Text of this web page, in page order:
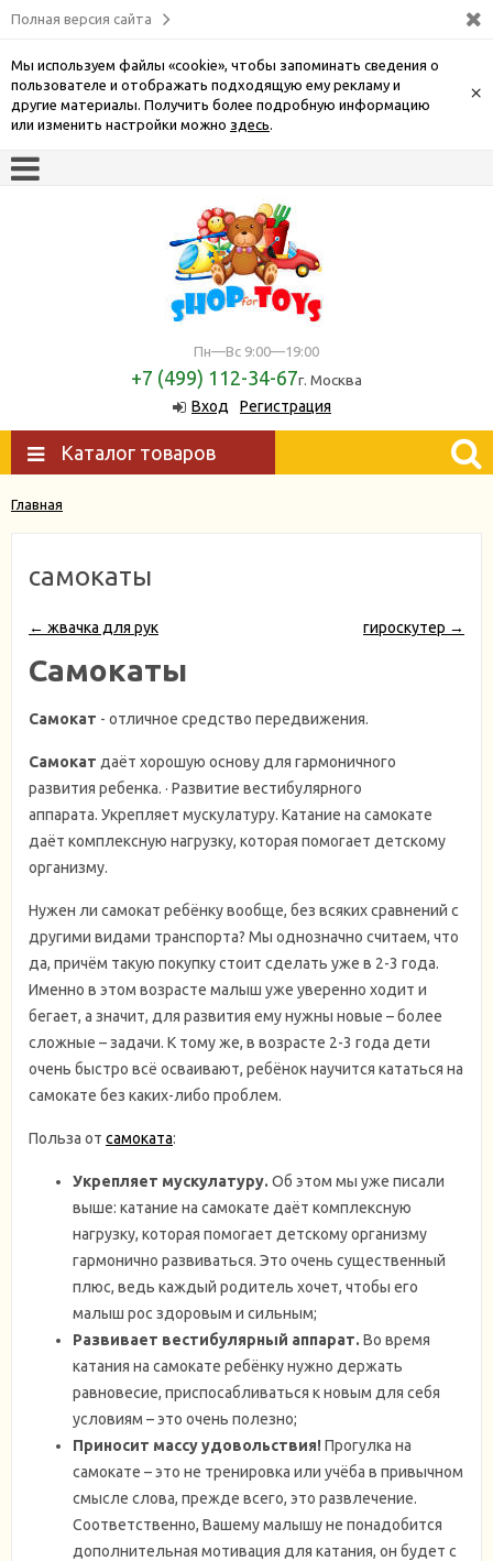
Полная версия сайта
Мы используем файлы «cookie», чтобы запоминать сведения о
пользователе и отображать подходящую ему рекламу и
другие материалы. Получить более подробную информацию
или изменить настройки можно здесь.
×
Пн—Вс 9:00—19:00
+7 (499) 112-34-67г. Москва
Вход
Регистрация
Каталог товаров
Главная
самокаты
гироскутер →
← жвачка для рук
Самокаты
Самокат - отличное средство передвижения.
Самокат даёт хорошую основу для гармоничного
развития ребенка. · Развитие вестибулярного
аппарата. Укрепляет мускулатуру. Катание на самокате
даёт комплексную нагрузку, которая помогает детскому
организму.
Нужен ли самокат ребёнку вообще, без всяких сравнений с
другими видами транспорта? Мы однозначно считаем, что
да, причём такую покупку стоит сделать уже в 2-3 года.
Именно в этом возрасте малыш уже уверенно ходит и
бегает, а значит, для развития ему нужны новые – более
сложные – задачи. К тому же, в возрасте 2-3 года дети
очень быстро всё осваивают, ребёнок научится кататься на
самокате без каких-либо проблем.
Польза от самоката:
Укрепляет мускулатуру. Об этом мы уже писали
выше: катание на самокате даёт комплексную
нагрузку, которая помогает детскому организму
гармонично развиваться. Это очень существенный
плюс, ведь каждый родитель хочет, чтобы его
малыш рос здоровым и сильным;
Развивает вестибулярный аппарат. Во время
катания на самокате ребёнку нужно держать
равновесие, приспосабливаться к новым для себя
условиям – это очень полезно;
Приносит массу удовольствия! Прогулка на
самокате – это не тренировка или учёба в привычном
смысле слова, прежде всего, это развлечение.
Соответственно, Вашему малышу не понадобится
дополнительная мотивация для катания, он будет с